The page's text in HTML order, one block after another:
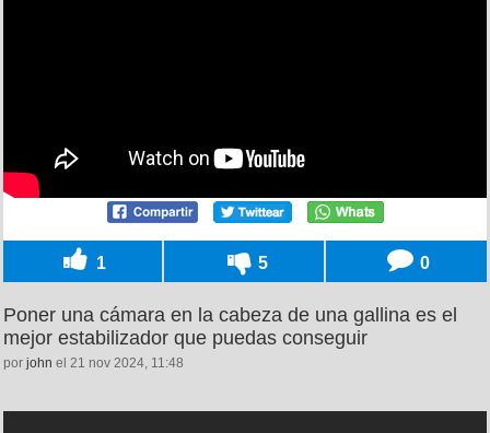
1 5 0
Poner una cámara en la cabeza de una gallina es el
mejor estabilizador que puedas conseguir
por john el 21 nov 2024, 11:48